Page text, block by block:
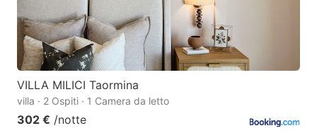
VILLA MILICI Taormina
villa · 2 Ospiti · 1 Camera da letto
302 € /notte